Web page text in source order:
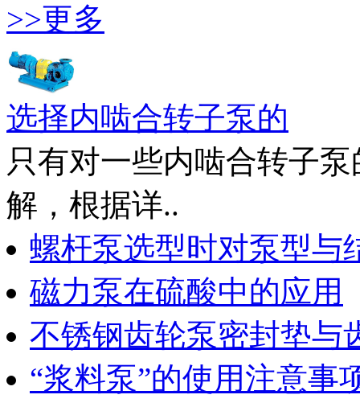
>>更多
选择内啮合转子泵的
只有对一些内啮合转子
解，根据详..
螺杆泵选型时对泵型与
磁力泵在硫酸中的应用
不锈钢齿轮泵密封垫与
“浆料泵”的使用注意事